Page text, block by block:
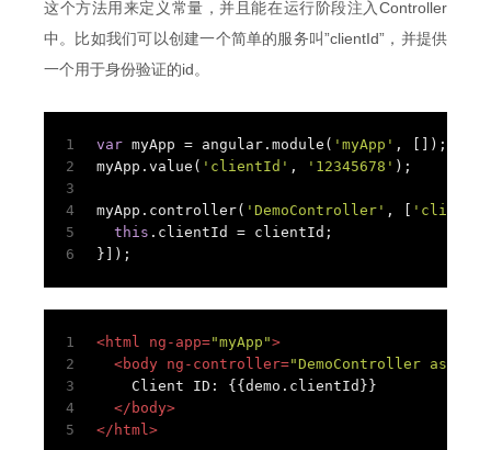
这个方法用来定义常量，并且能在运行阶段注入Controller
中。比如我们可以创建一个简单的服务叫”clientId”，并提供
一个用于身份验证的id。
1
2
3
4
5
6
var myApp = angular.module( 'myApp' , []);
myApp.value( 'clientId' , '12345678' );
myApp.controller( 'DemoController' , [
this .clientId = clientId;
}]);
1
2
3
4
5
<html ng-app="myApp">
<body ng-controller="DemoController as
    Client ID: {{demo.clientId}}
</ body>
</ html>